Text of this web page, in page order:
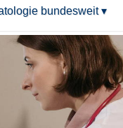
bundesweit▾